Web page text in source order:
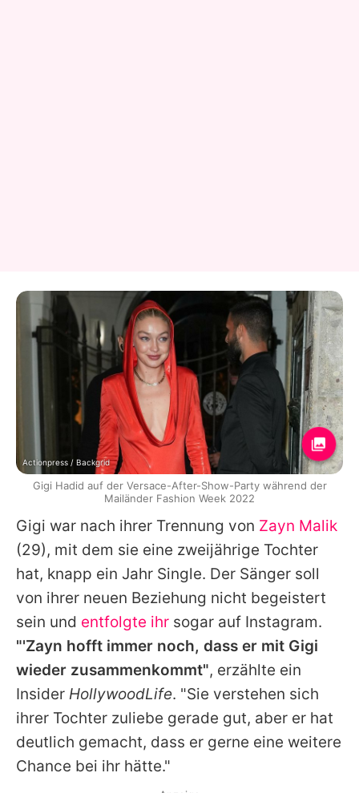
Gigi war nach ihrer Trennung von Zayn Malik
(29), mit dem sie eine zweijährige Tochter
hat, knapp ein Jahr Single. Der Sänger soll
von ihrer neuen Beziehung nicht begeistert
sein und entfolgte ihr sogar auf Instagram.
"'Zayn hofft immer noch, dass er mit Gigi
wieder zusammenkommt", erzählte ein
Insider HollywoodLife. "Sie verstehen sich
ihrer Tochter zuliebe gerade gut, aber er hat
deutlich gemacht, dass er gerne eine weitere
Chance bei ihr hätte."
Actionpress / Backgrid
Gigi Hadid auf der Versace-After-Show-Party während der
Mailänder Fashion Week 2022